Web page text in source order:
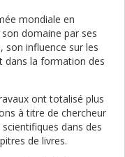
mondiale en
domaine par ses
son influence sur les
dans la formation des
ont totalisé plus
à titre de chercheur
dans des
de livres.